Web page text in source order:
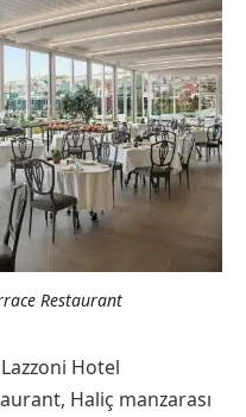
Restaurant
Hotel
Haliç manzarası